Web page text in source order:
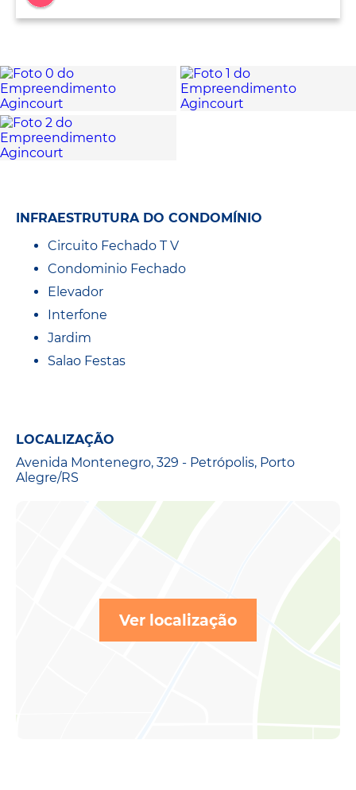
INFRAESTRUTURA DO CONDOMÍNIO
Circuito Fechado T V
Condominio Fechado
Elevador
Interfone
Jardim
Salao Festas
LOCALIZAÇÃO
Avenida Montenegro, 329 - Petrópolis, Porto
Alegre/RS
Ver localização